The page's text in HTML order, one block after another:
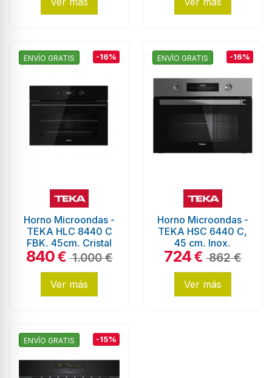
ENVÍO GRATIS -16%
Horno Microondas -
TEKA HLC 8440 C
FBK, 45cm, Cristal
Negro
840€ 1.000 €
Ver más
ENVÍO GRATIS -16%
Horno Microondas -
TEKA HSC 6440 C,
45 cm, Inox,
HydroClean Eco
724€ 862 €
Ver más
ENVÍO GRATIS -15%